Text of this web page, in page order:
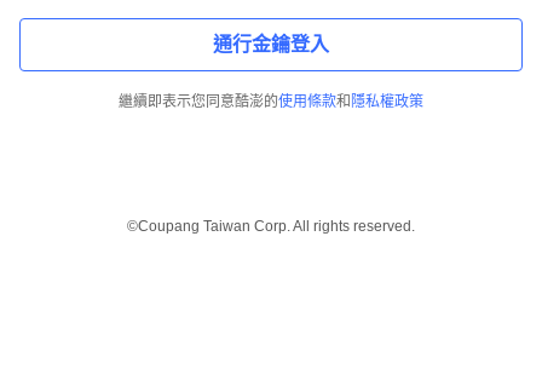
通行金鑰登入
繼續即表示您同意酷澎的使用條款和 隱私權政策
©Coupang Taiwan Corp. All rights reserved.